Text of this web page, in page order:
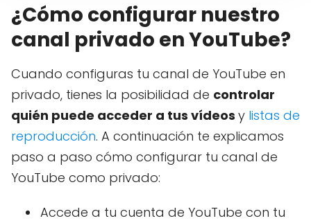
¿Cómo configurar nuestro
canal privado en YouTube?
Cuando configuras tu canal de YouTube en
privado, tienes la posibilidad de controlar
quién puede acceder a tus vídeos y listas de
reproducción. A continuación te explicamos
paso a paso cómo configurar tu canal de
YouTube como privado:
Accede a tu cuenta de YouTube con tu